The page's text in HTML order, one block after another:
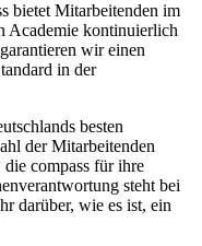
bietet Mitarbeitenden im
Academie kontinuierlich
wir einen
in der
besten
der Mitarbeitenden
compass für ihre
steht bei
darüber, wie es ist, ein